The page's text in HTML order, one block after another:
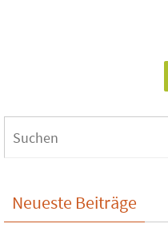
Neueste Beiträge